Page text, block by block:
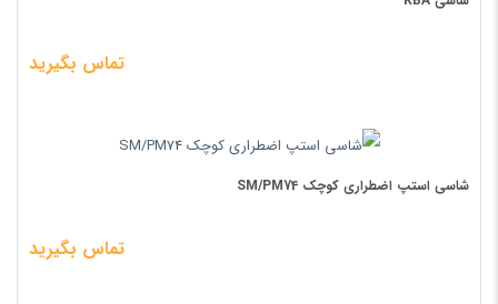
تماس بگیرید
شاسی استپ اضطراری کوچک SM/PM74
تماس بگیرید